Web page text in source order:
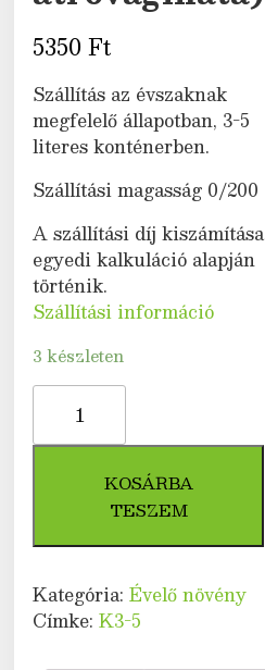
5350Ft
Szállítás az évszaknak
megfelelő állapotban, 3-5
literes konténerben.
Szállítási magasság 0/200
A szállítási díj kiszámítása
egyedi kalkuláció alapján
történik.
Szállítási információ
3 készleten
Egyenesszárú
Óriásbambusz
(Phyllostachys
atrovaginata)
mennyiség
KOSÁRBA
TESZEM
Kategória:Évelő növény
Címke:K3-5